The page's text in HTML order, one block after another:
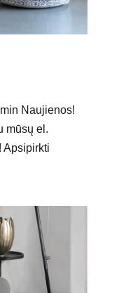
Naujienos!
mūsų el.
Apsipirkti